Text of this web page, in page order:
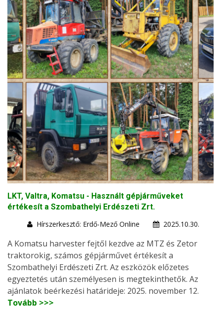
LKT, Valtra, Komatsu - Használt gépjárműveket
értékesít a Szombathelyi Erdészeti Zrt.
Hírszerkesztő: Erdő-Mező Online
2025.10.30.
A Komatsu harvester fejtől kezdve az MTZ és Zetor
traktorokig, számos gépjárművet értékesít a
Szombathelyi Erdészeti Zrt. Az eszközök előzetes
egyeztetés után személyesen is megtekinthetők. Az
ajánlatok beérkezési határideje: 2025. november 12.
Tovább >>>